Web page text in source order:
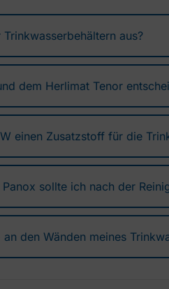
aus?
dem Herlimat Tenor
einen Zusatzstoff für die
sollte ich nach der
den Wänden meines